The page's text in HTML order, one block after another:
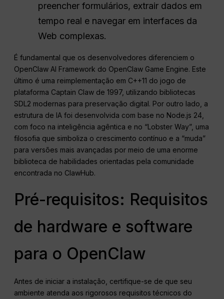
preencher formulários, extrair dados em
tempo real e navegar em interfaces da
Web complexas.
É fundamental que os desenvolvedores diferenciem o
OpenClaw AI Framework do OpenClaw Game Engine. Este
último é uma reimplementação em C++11 do jogo de
plataforma Captain Claw de 1997, utilizando bibliotecas
SDL2 modernas para preservação digital. Por outro lado, a
estrutura de IA foi desenvolvida com base no Node.js 24,
com foco na inteligência agêntica e no “Lobster Way”, uma
filosofia que simboliza o crescimento contínuo e a “muda”
para versões mais avançadas por meio de uma enorme
biblioteca de habilidades orientadas pela comunidade
encontrada no ClawHub.
Pré-requisitos: Requisitos
de hardware e software
para o OpenClaw
Antes de iniciar a instalação, certifique-se de que seu
ambiente atenda aos rigorosos requisitos técnicos do